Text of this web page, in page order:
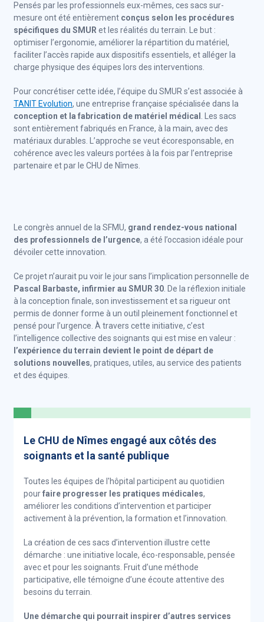
Pensés par les professionnels eux-mêmes, ces sacs sur-
mesure ont été entièrement conçus selon les procédures
spécifiques du SMUR et les réalités du terrain. Le but :
optimiser l’ergonomie, améliorer la répartition du matériel,
faciliter l’accès rapide aux dispositifs essentiels, et alléger la
charge physique des équipes lors des interventions.
Pour concrétiser cette idée, l’équipe du SMUR s’est associée à
TANIT Evolution, une entreprise française spécialisée dans la
conception et la fabrication de matériel médical . Les sacs
sont entièrement fabriqués en France, à la main, avec des
matériaux durables. L’approche se veut écoresponsable, en
cohérence avec les valeurs portées à la fois par l’entreprise
partenaire et par le CHU de Nîmes.
Le congrès annuel de la SFMU, grand rendez-vous national
des professionnels de l’urgence, a été l’occasion idéale pour
dévoiler cette innovation.
Ce projet n’aurait pu voir le jour sans l’implication personnelle de
Pascal Barbaste, infirmier au SMUR 30. De la réflexion initiale
à la conception finale, son investissement et sa rigueur ont
permis de donner forme à un outil pleinement fonctionnel et
pensé pour l’urgence. À travers cette initiative, c’est
l’intelligence collective des soignants qui est mise en valeur :
l’expérience du terrain devient le point de départ de
solutions nouvelles, pratiques, utiles, au service des patients
et des équipes.
Le CHU de Nîmes engagé aux côtés des
soignants et la santé publique
Toutes les équipes de l'hôpital participent au quotidien
pourfaire progresser les pratiques médicales,
améliorer les conditions d’intervention et participer
activement à la prévention, la formation et l’innovation.
La création de ces sacs d’intervention illustre cette
démarche : une initiative locale, éco-responsable, pensée
avec et pour les soignants. Fruit d’une méthode
participative, elle témoigne d’une écoute attentive des
besoins du terrain.
Une démarche qui pourrait inspirer d’autres services